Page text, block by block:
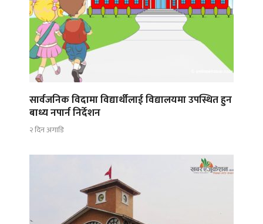
सार्वजनिक विदामा विद्यार्थीलाई विद्यालयमा उपस्थित हुन
बाध्य नपार्न निर्देशन
२ दिन अगाडि